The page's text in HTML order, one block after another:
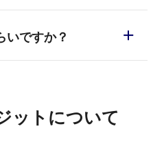
覧ください。
す。全ての学部・専攻
リキュラムですので、
ることが可能です。
いですか？
り内容が異なります
ットについて